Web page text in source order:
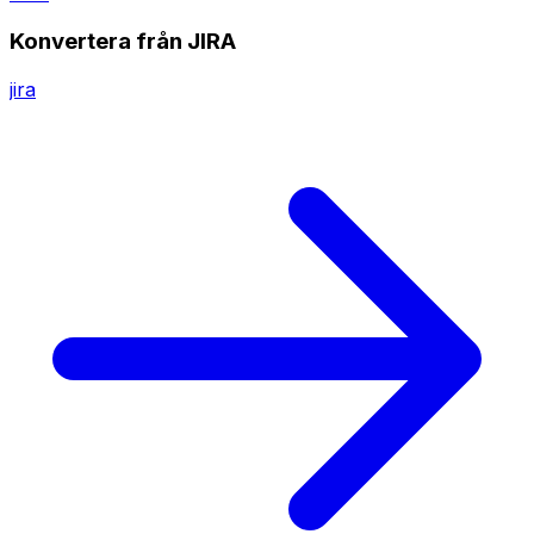
Konvertera från JIRA
jira